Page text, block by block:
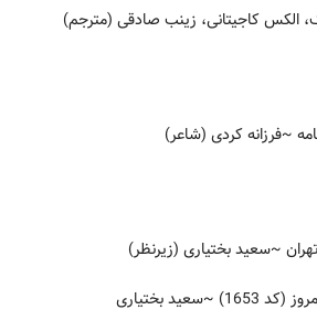
الکس کاجیتانی، زینب صادقی (مترجم)
~فرزانه کردی (شاعر)
~سعید بختیاری (زیرنظر)
1653)
~سعید بختیاری